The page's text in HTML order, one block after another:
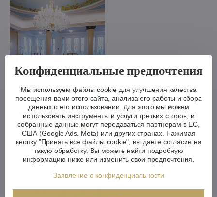
Конфиденциальные предпочтения
Мы используем файлы cookie для улучшения качества
посещения вами этого сайта, анализа его работы и сбора
данных о его использовании. Для этого мы можем
использовать инструменты и услуги третьих сторон, и
собранные данные могут передаваться партнерам в ЕС,
США (Google Ads, Meta) или других странах. Нажимая
кнопку "Принять все файлы cookie", вы даете согласие на
такую обработку. Вы можете найти подробную
информацию ниже или изменить свои предпочтения.
Заявление о конфиденциальности